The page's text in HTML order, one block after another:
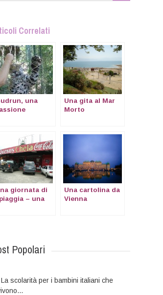
Correlati
una
Una gita al Mar
Morto
giornata di
– una
Una cartolina da
Vienna
Popolari
La scolarità per i bambini italiani che